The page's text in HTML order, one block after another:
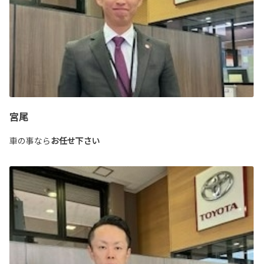
宮尾
車の事なら お任せ下さい